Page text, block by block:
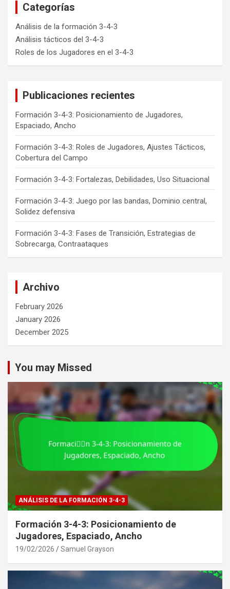
Categorías
Análisis de la formación 3-4-3
Análisis tácticos del 3-4-3
Roles de los Jugadores en el 3-4-3
Publicaciones recientes
Formación 3-4-3: Posicionamiento de Jugadores,
Espaciado, Ancho
Formación 3-4-3: Roles de Jugadores, Ajustes Tácticos,
Cobertura del Campo
Formación 3-4-3: Fortalezas, Debilidades, Uso Situacional
Formación 3-4-3: Juego por las bandas, Dominio central,
Solidez defensiva
Formación 3-4-3: Fases de Transición, Estrategias de
Sobrecarga, Contraataques
Archivo
February 2026
January 2026
December 2025
You may Missed
ANÁLISIS DE LA FORMACIÓN 3-4-3
Formación 3-4-3: Posicionamiento de
Jugadores, Espaciado, Ancho
19/02/2026 Samuel Grayson